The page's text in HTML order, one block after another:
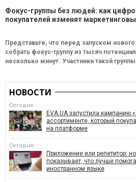
Фокус-группы без людей: как
покупателей изменят
Представьте, что перед запуском
собрать фокус-группу из тысяч
несколько минут. Участники такой
НОВОСТИ
Сегодня
EVA.UA запустила кампанию
ассортименте, который
на платформе
Сегодня
Приложение или репетитор:
показывает, что лучше
иностранном языке